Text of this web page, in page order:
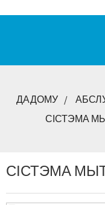
ДАДОМУ
СІСТЭМА
СІСТЭМА